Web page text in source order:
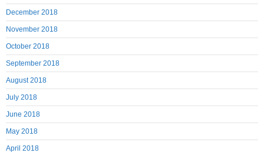
December 2018
November 2018
October 2018
September 2018
August 2018
July 2018
June 2018
May 2018
April 2018